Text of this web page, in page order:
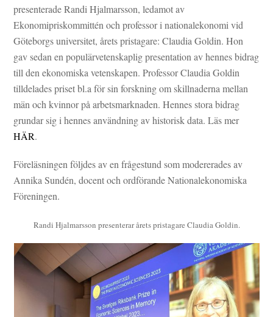
presenterade Randi Hjalmarsson, ledamot av
Ekonomipriskommittén och professor i nationalekonomi vid
Göteborgs universitet, årets pristagare: Claudia Goldin. Hon
gav sedan en populärvetenskaplig presentation av hennes bidrag
till den ekonomiska vetenskapen. Professor Claudia Goldin
tilldelades priset bl.a för sin forskning om skillnaderna mellan
män och kvinnor på arbetsmarknaden. Hennes stora bidrag
grundar sig i hennes användning av historisk data. Läs mer
HÄR.
Föreläsningen följdes av en frågestund som modererades av
Annika Sundén, docent och ordförande Nationalekonomiska
Föreningen.
Randi Hjalmarsson presenterar årets pristagare Claudia Goldin.